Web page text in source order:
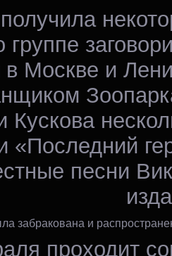
группе
в Москве и
Кускова
«Последний
песни
забракована и
проходит